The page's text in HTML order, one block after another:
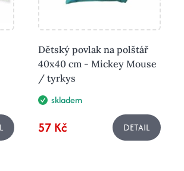
Dětský povlak na polštář
40x40 cm - Mickey Mouse
/ tyrkys
skladem
57 Kč DETAIL